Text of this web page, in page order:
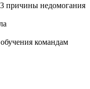
причины недомогания
командам